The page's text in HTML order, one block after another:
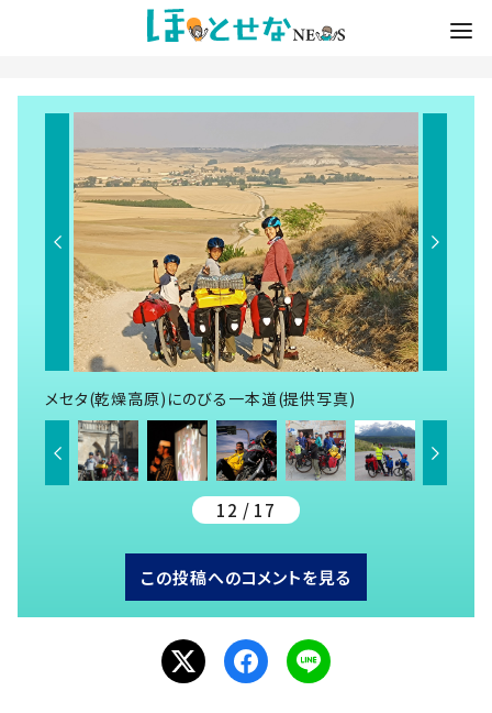
メセタ(乾燥高原)にのびる一本道(提供写真)
12 / 17
この投稿へのコメントを見る